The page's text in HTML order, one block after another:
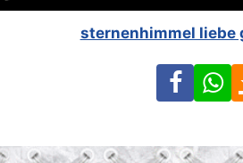
sternenhimmel liebe